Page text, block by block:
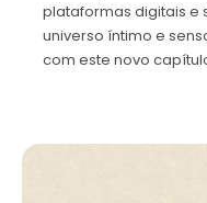
plataformas digitais e
universo íntimo e
com este novo